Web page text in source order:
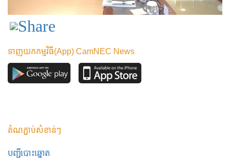
ទាញយកកម្មវិធី(App) CamNEC News
តំណភ្ជាប់សំខាន់ៗ
បញ្ជីបោះឆ្នោត